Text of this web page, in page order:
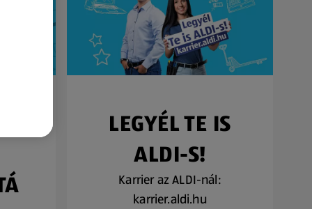
LEGYÉL TE IS
ALDI-S!
Karrier az ALDI-nál:
karrier.aldi.hu